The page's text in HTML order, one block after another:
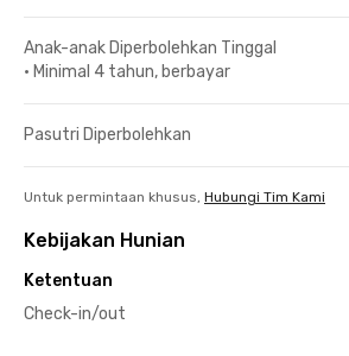
Anak-anak Diperbolehkan Tinggal
• Minimal 4 tahun, berbayar
Pasutri Diperbolehkan
Untuk permintaan khusus, Hubungi Tim Kami
Kebijakan Hunian
Ketentuan
Check-in/out